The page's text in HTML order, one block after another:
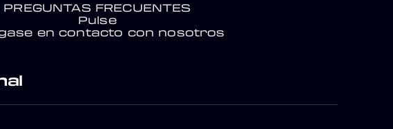
PREGUNTAS FRECUENTES
Pulse
en contacto con nosotros